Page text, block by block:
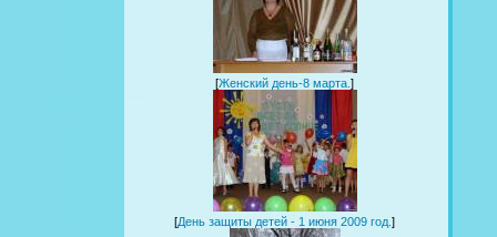
[Женский день-8 марта. ]
[День защиты детей - 1 июня 2009 год. ]